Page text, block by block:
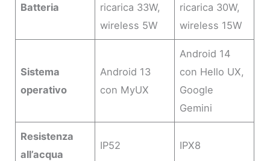
Batteria
ricarica 33W,
wireless 5W
ricarica 30W,
wireless 15W
Sistema
operativo
Android 13
con MyUX
Android 14
con Hello UX,
Google
Gemini
Resistenza
all’acqua
IP52 IPX8